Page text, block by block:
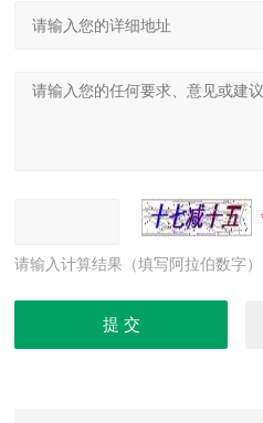
请输入计算结果（填写阿拉伯数字